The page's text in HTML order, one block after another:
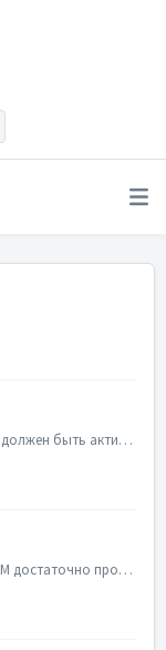
Важно! Для настройки интеграции у вас должен быть активный аккаунт в SIPSIM.BY. При добавлении новых пользователей в Amo CRM, они становятся активными в...
Подключение Для подключения Bitrix CRM достаточно пройти три простых шага: Шаг 1. Установить наше приложение в Битрикс Для этого зайдите в раздел ...